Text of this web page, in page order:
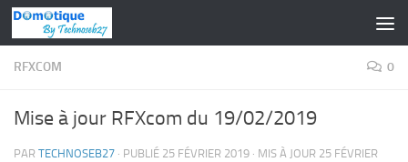
Skip to content
RFXCOM 0
Mise à jour RFXcom du 19/02/2019
PAR TECHNOSEB27 · PUBLIÉ 25 FÉVRIER 2019 · MIS À JOUR 25 FÉVRIER